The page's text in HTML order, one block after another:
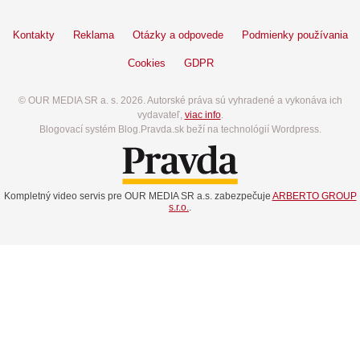
Kontakty Reklama Otázky a odpovede Podmienky používania
Cookies GDPR
© OUR MEDIA SR a. s. 2026. Autorské práva sú vyhradené a vykonáva ich
vydavateľ, viac info.
Blogovací systém Blog.Pravda.sk beží na technológií Wordpress.
Kompletný video servis pre OUR MEDIA SR a.s. zabezpečuje ARBERTO GROUP
s.r.o.